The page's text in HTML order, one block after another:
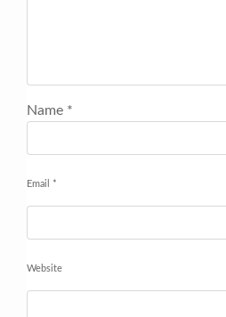
Name *
Email *
Website